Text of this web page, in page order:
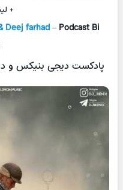
+
Deej farhad– Podcast Bi
پادکست دیجی بنیکس و